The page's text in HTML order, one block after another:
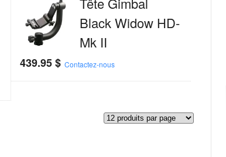
Black Widow HD-
Mk II
439.95$ Contactez-nous